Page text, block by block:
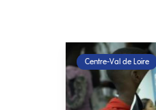
Centre-Val de Loire